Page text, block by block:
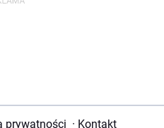
prywatności · Kontakt